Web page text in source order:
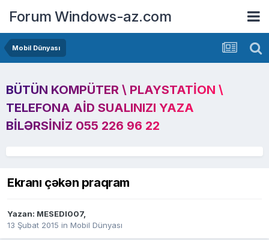
Forum Windows-az.com
Mobil Dünyası
BÜTÜN KOMPÜTER \ PLAYSTATION \
TELEFONA AID SUALINIZI YAZA
BILƏRSINIZ 055 226 96 22
Ekranı çəkən praqram
Yazan: MESEDI007,
13 Şubat 2015 in Mobil Dünyası